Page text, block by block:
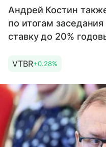
Андрей Костин
по итогам
ставку до 20%
VTBR+0.28%